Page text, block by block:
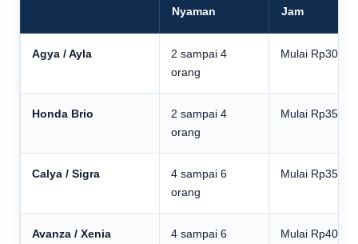
Nyaman
Jam
Agya / Ayla
2 sampai 4
orang
Mulai
Honda Brio
2 sampai 4
orang
Mulai
Calya / Sigra
4 sampai 6
orang
Mulai
Avanza / Xenia
4 sampai 6
Mulai